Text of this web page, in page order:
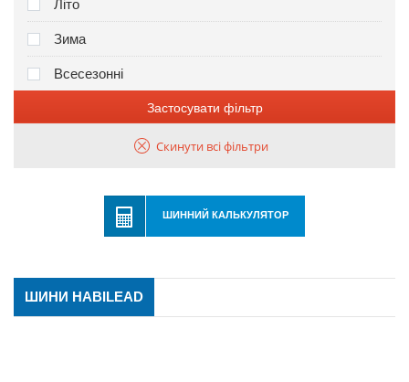
Літо
Зима
Всесезонні
Застосувати фільтр
Скинути всі фільтри
ШИННИЙ КАЛЬКУЛЯТОР
ШИНИ HABILEAD